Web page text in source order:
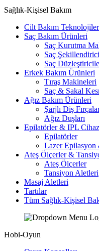
Sağlık-Kişisel Bakım
Cilt Bakım
Saç Bakım Ürünleri
Saç Kurutma
Saç
Saç
Erkek Bakım Ürünleri
Tıraş Makineleri
Saç & Sakal
Ağız Bakım Ürünleri
Şarjlı Diş
Ağız Duşları
Epilatörler & IPL
Epilatörler
Lazer Epilasyon
Ateş Ölçerler &
Ateş Ölçerler
Tansiyon Aletleri
Masaj Aletleri
Tartılar
Tüm Sağlık-Kişisel
Hobi-Oyun